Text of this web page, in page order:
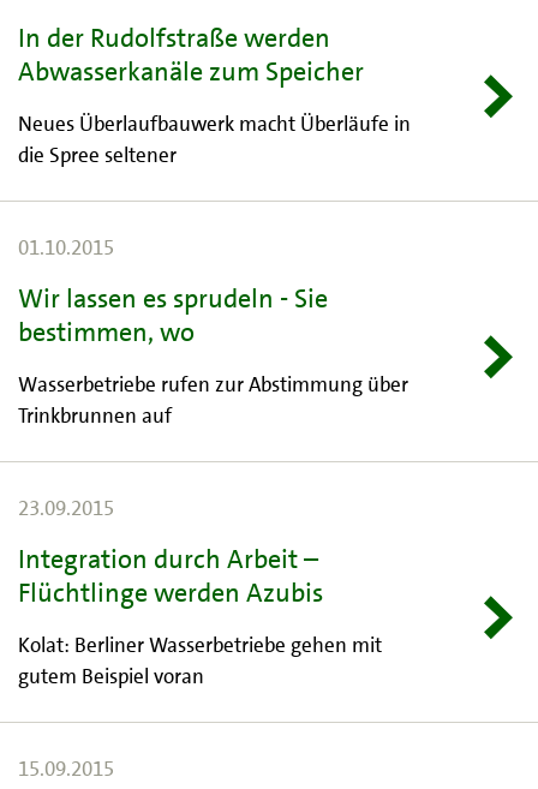
In der Rudolfstraße werden
Abwasserkanäle zum Speicher
Neues Überlaufbauwerk macht Überläufe in
die Spree seltener
01.10.2015
Wir lassen es sprudeln - Sie
bestimmen, wo
Wasserbetriebe rufen zur Abstimmung über
Trinkbrunnen auf
23.09.2015
Integration durch Arbeit –
Flüchtlinge werden Azubis
Kolat: Berliner Wasserbetriebe gehen mit
gutem Beispiel voran
15.09.2015